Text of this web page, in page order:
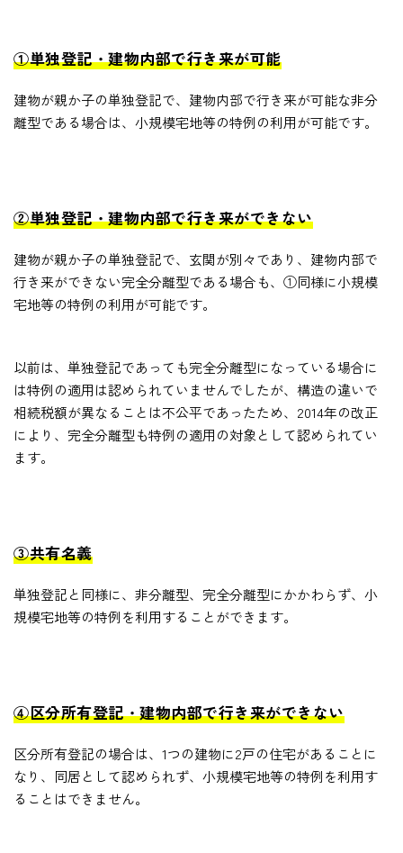
①単独登記・建物内部で行き来が可能
建物が親か子の単独登記で、建物内部で行き来が可能な非分
離型である場合は、小規模宅地等の特例の利用が可能です。
②単独登記・建物内部で行き来ができない
建物が親か子の単独登記で、玄関が別々であり、建物内部で
行き来ができない完全分離型である場合も、①同様に小規模
宅地等の特例の利用が可能です。
以前は、単独登記であっても完全分離型になっている場合に
は特例の適用は認められていませんでしたが、構造の違いで
相続税額が異なることは不公平であったため、2014年の改正
により、完全分離型も特例の適用の対象として認められてい
ます。
③共有名義
単独登記と同様に、非分離型、完全分離型にかかわらず、小
規模宅地等の特例を利用することができます。
④区分所有登記・建物内部で行き来ができない
区分所有登記の場合は、1つの建物に2戸の住宅があることに
なり、同居として認められず、小規模宅地等の特例を利用す
ることはできません。